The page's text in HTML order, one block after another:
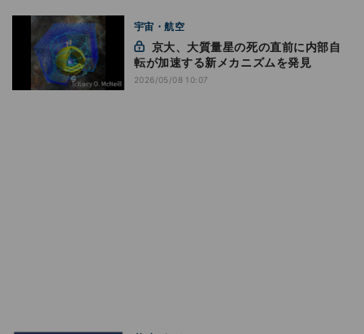
宇宙・航空
転が加速する新メカニズムを発見
2026/05/08 10:07